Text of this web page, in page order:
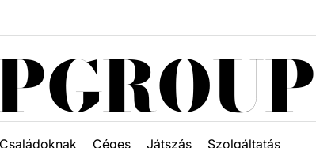
Családoknak Céges Játszás Szolgáltatás